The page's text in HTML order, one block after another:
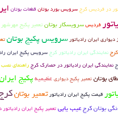
در فردیس کرجسرویس بورد بوتانقطعات بوتان
فردیسسرویسکار بوتانتعمیر پکیج مهرشهر
ایران رادیاتور سرویس پکیج بوتان
نمایندگی ایران رادیاتور کرجسرویس پکیج ایران
نمایندگی ایران رادیاتور در حصارک کرجراهنمای نصب
بوتانتعمیر پکیج دیواریعظیمیهپکیج
قیمت پکیج ایران رادیاتور تعمیر بوتان
بوتان کرجعیب یابیتعمیر پکیج ایران